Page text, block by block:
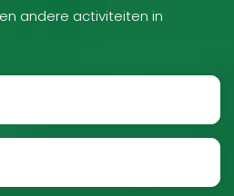
andere activiteiten in